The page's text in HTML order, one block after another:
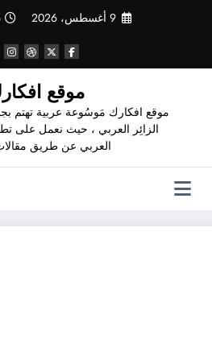
9 أغسطس، 2026
موقع
موقع افكارك مَوسُوعة عربية تهتم
الزائِر العربي ، حيث نعمل على
العربي عن طريق